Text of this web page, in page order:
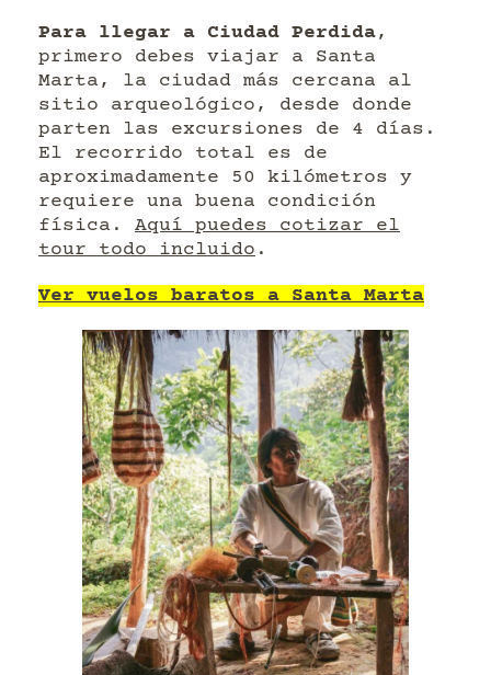
Para llegar a Ciudad Perdida,
primero debes viajar a Santa
Marta, la ciudad más cercana al
sitio arqueológico, desde donde
parten las excursiones de 4 días.
El recorrido total es de
aproximadamente 50 kilómetros y
requiere una buena condición
física. Aquí puedes cotizar el
tour todo incluido .
Ver vuelos baratos a Santa Marta